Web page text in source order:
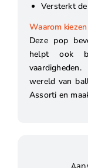
Versterkt
Waarom
Deze pop
helpt ook
wereld van
Assorti en